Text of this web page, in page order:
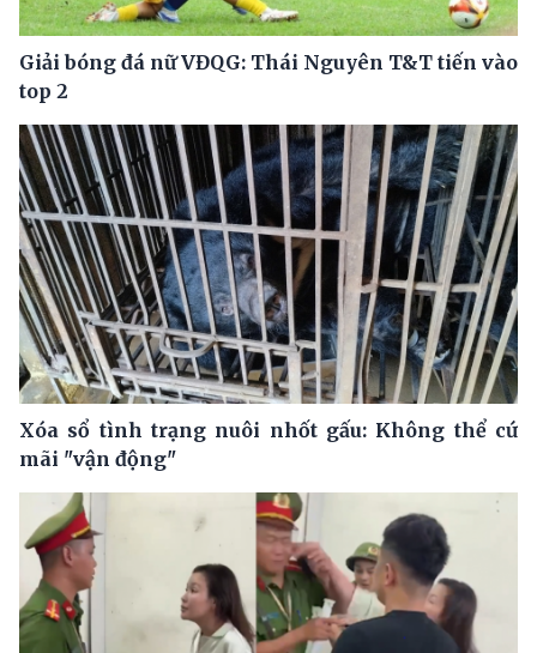
Giải bóng đá nữ VĐQG: Thái Nguyên T&T tiến vào
top 2
Xóa sổ tình trạng nuôi nhốt gấu: Không thể cứ
mãi "vận động"